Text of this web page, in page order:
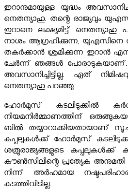
ഇറാനുമായുള്ള യുദ്ധം
നെതന്യാഹു. തന്റെ രാജ്യവും
ഇറാനെ ലക്ഷ്യമിട്ട് നെതന്യാഹു
നാശം ആഗ്രഹിക്കുന്ന, യുഎസിനെ
തകർക്കാൻ ശ്രമിക്കുന്ന ഇറാൻ
ചേർന്ന് ഞങ്ങൾ പോരാടുകയാണ്.
അവസാനിച്ചിട്ടില്ല. ഏത്
നെതന്യാഹു പറഞ്ഞു.
ഹോർമുസ് കടലിടുക്കിൽ
നിയമനിർമ്മാണത്തിന്
ബിൽ തയ്യാറാക്കിയതായാണ്
കപ്പലുകൾക്ക് ഹോർമുസ്
ശത്രുരാജ്യങ്ങളുടെ കപ്പലുകൾക്ക്
കൗൺസിലിന്റെ പ്രത്യേക അനുമതി
നിന്ന് അർഹമായ
കടത്തിവിടില്ല.